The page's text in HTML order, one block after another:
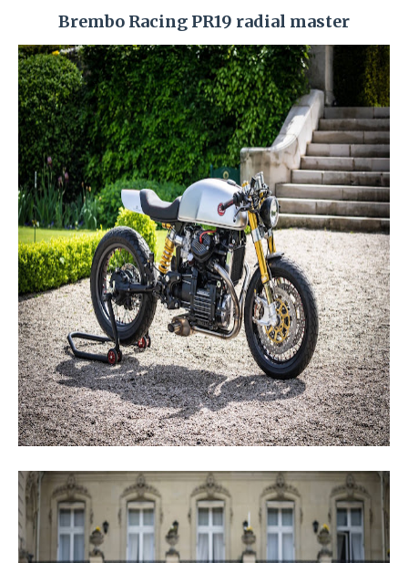
Brembo Racing PR19 radial master